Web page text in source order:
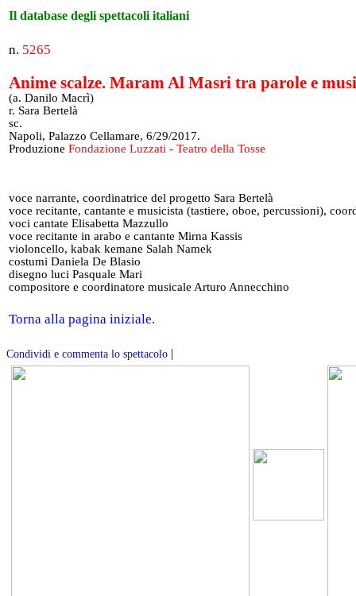
Il database degli spettacoli italiani
n. 5265
Anime scalze. Maram Al Masri tra parole e
(a. Danilo Macrì)
r. Sara Bertelà
sc.
Napoli, Palazzo Cellamare, 6/29/2017.
Produzione Fondazione Luzzati - Teatro della Tosse
voce narrante, coordinatrice del progetto Sara Bertelà
voce recitante, cantante e musicista (tastiere, oboe, percussioni),
voci cantate Elisabetta Mazzullo
voce recitante in arabo e cantante Mirna Kassis
violoncello, kabak kemane Salah Namek
costumi Daniela De Blasio
disegno luci Pasquale Mari
compositore e coordinatore musicale Arturo Annecchino
Torna alla pagina iniziale.
Condividi e commenta lo spettacolo |